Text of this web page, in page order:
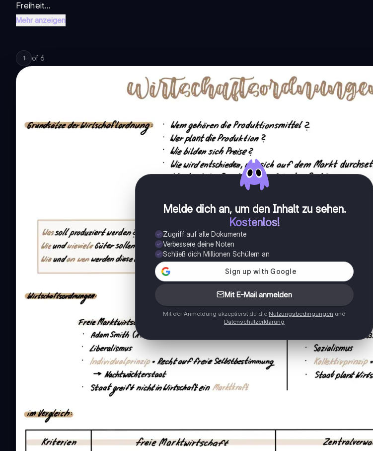
Freiheit...
Mehr anzeigen
1 of 6
Melde dich an, um den Inhalt zu sehen.
Kostenlos!
Zugriff auf alle Dokumente
Verbessere deine Noten
Schließ dich Millionen Schülern an
Mit E-Mail anmelden
Mit der Anmeldung akzeptierst du die Nutzungsbedingungen und
Datenschutzerklärung